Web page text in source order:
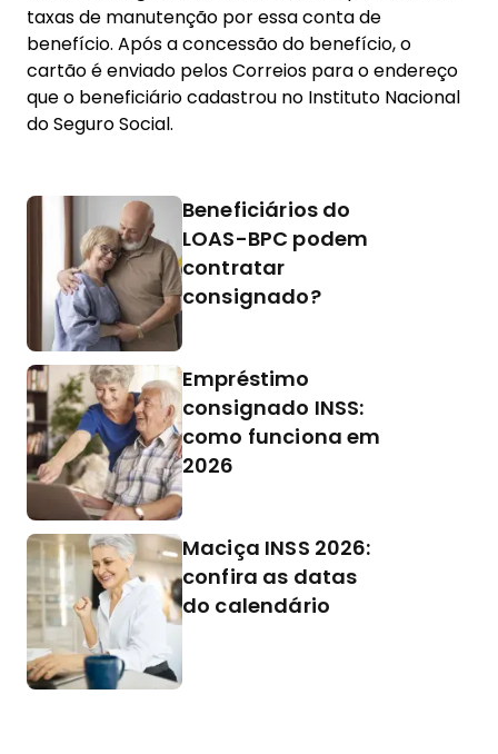
taxas de manutenção por essa conta de
benefício. Após a concessão do benefício, o
cartão é enviado pelos Correios para o endereço
que o beneficiário cadastrou no Instituto Nacional
do Seguro Social.
Beneficiários do
LOAS-BPC podem
contratar
consignado?
Empréstimo
consignado INSS:
como funciona em
2026
Maciça INSS 2026:
confira as datas
do calendário